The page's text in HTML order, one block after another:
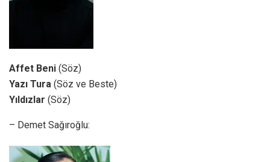
Affet Beni (Söz)
Yazı Tura (Söz ve Beste)
Yıldızlar (Söz)
– Demet Sağıroğlu: